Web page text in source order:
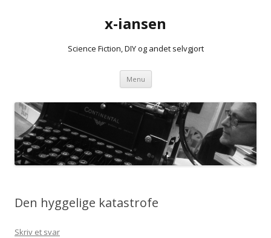
x-iansen
Science Fiction, DIY og andet selvgjort
Menu Hop
indhold
Den hyggelige katastrofe
Skriv et svar